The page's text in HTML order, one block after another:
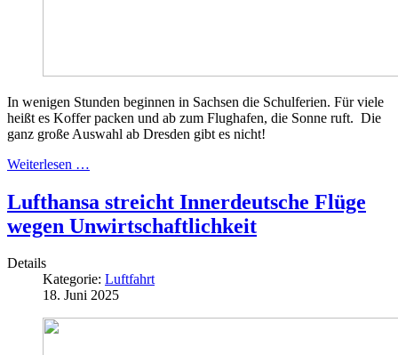
In wenigen Stunden beginnen in Sachsen die Schulferien. Für viele
heißt es Koffer packen und ab zum Flughafen, die Sonne ruft. Die
ganz große Auswahl ab Dresden gibt es nicht!
Weiterlesen …
Lufthansa streicht Innerdeutsche Flüge
wegen Unwirtschaftlichkeit
Details
Kategorie: Luftfahrt
18. Juni 2025